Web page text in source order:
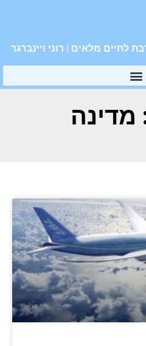
לחיים מלאים | רוני ויינברגר
מדינה